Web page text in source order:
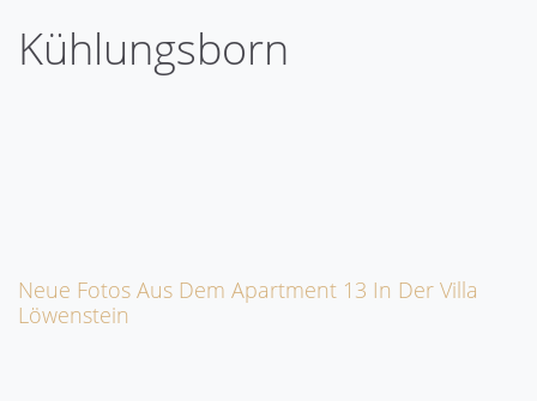
Kühlungsborn
Neue Fotos Aus Dem Apartment 13 In Der Villa
Löwenstein